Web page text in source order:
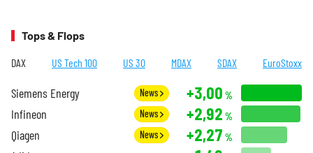
Tops & Flops
DAX US Tech 100 US 30 MDAX SDAX EuroStoxx
Siemens Energy News +3,00 %
Infineon News +2,92 %
Qiagen News +2,27 %